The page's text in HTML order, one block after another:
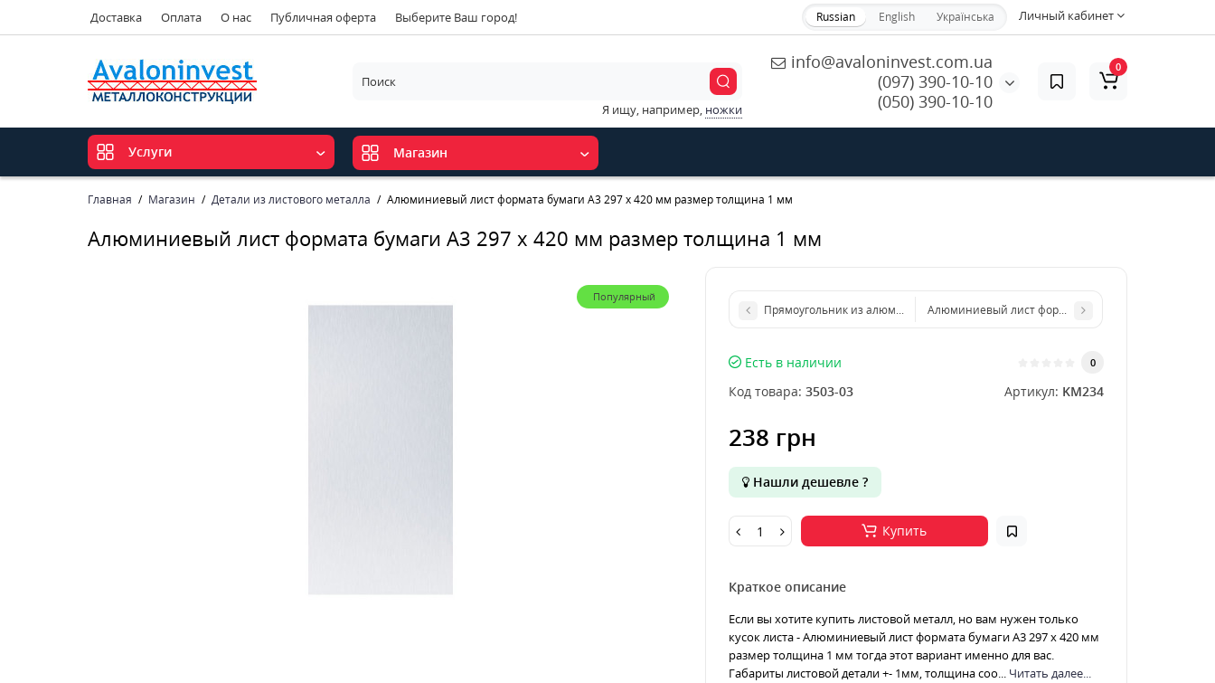
Доставка Оплата О нас Публичная оферта Выберите Ваш город! Личный кабинет
Russian English Українська
info@avaloninvest.com.ua
(097) 390-10-10
(050) 390-10-10
Я ищу, например, ножки
0
Услуги Магазин
Главная Магазин Детали из листового металла Алюминиевый лист формата бумаги А3 297 х 420 мм размер толщина 1 мм
Алюминиевый лист формата бумаги А3 297 х 420 мм размер толщина 1 мм
Популярный
Прямоугольник из алюминиевого листа 500х2000 мм размер толщина 1 мм
Алюминиевый лист формата бумаги А4 210 х 297
Есть в наличии 0
Код товара: 3503-03 Артикул: KM234
238 грн
Нашли дешевле ?
Купить
Краткое описание
Если вы хотите купить листовой металл, но вам нужен только
кусок листа - Алюминиевый лист формата бумаги А3 297 х 420 мм
размер толщина 1 мм тогда этот вариант именно для вас.
Габариты листовой детали +- 1мм, толщина соо... Читать далее...